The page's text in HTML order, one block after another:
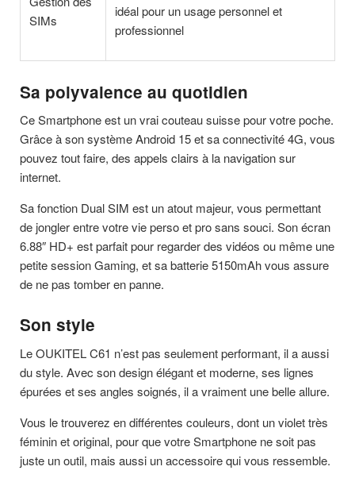
SIMs
idéal pour un usage personnel et
professionnel
Sa polyvalence au quotidien
Ce Smartphone est un vrai couteau suisse pour votre poche.
Grâce à son système Android 15 et sa connectivité 4G, vous
pouvez tout faire, des appels clairs à la navigation sur
internet.
Sa fonction Dual SIM est un atout majeur, vous permettant
de jongler entre votre vie perso et pro sans souci. Son écran
6.88″ HD+ est parfait pour regarder des vidéos ou même une
petite session Gaming, et sa batterie 5150mAh vous assure
de ne pas tomber en panne.
Son style
Le OUKITEL C61 n’est pas seulement performant, il a aussi
du style. Avec son design élégant et moderne, ses lignes
épurées et ses angles soignés, il a vraiment une belle allure.
Vous le trouverez en différentes couleurs, dont un violet très
féminin et original, pour que votre Smartphone ne soit pas
juste un outil, mais aussi un accessoire qui vous ressemble.